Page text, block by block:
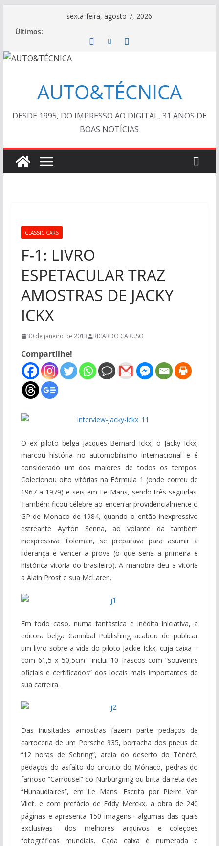
conteúdo
sexta-feira, agosto 7, 2026
Últimos:
AUTO&TÉCNICA
DESDE 1995, DO IMPRESSO AO DIGITAL, 31 ANOS DE
BOAS NOTÍCIAS
CLASSIC CARS
F-1: LIVRO
ESPETACULAR TRAZ
AMOSTRAS DE JACKY
ICKX
30 de janeiro de 2013 RICARDO CARUSO
Compartilhe!
O ex piloto belga Jacques Bernard Ickx, o Jacky Ickx,
marcou história no automobilismo internacional e é
considerado um dos maiores de todos os tempos.
Colecionou oito vitórias na Fórmula 1 (onde correu de
1967 a 1979) e seis em Le Mans, sendo três seguidas.
Também ficou célebre ao encerrar providencialmente o
GP de Monaco de 1984, quando o então inexpressivo
estreante Ayrton Senna, ao volante da também
inexpressiva Toleman, se preparava para asumir a
liderança e vencer a prova (o que seria a primeira e
histórica vitória do brasileiro). A manobra deu a vitória
a Alain Prost e sua McLaren.
Em todo caso, numa fantástica e inédita iniciativa, a
editora belga Cannibal Publishing acabou de publicar
um livro sobre a vida do piloto Jackie Ickx, cuja caixa –
com 61,5 x 50,5cm– inclui 10 frascos com “souvenirs
oficiais e certificados” dos locais mais importantes de
sua carreira.
Das inusitadas amostras fazem parte pedaços da
carroceria de um Porsche 935, borracha dos pneus da
“12 horas de Sebring”, areia do deserto do Ténéré,
pedaços do asfalto do circuito do Mónaco, pedras do
famoso “Carrousel” do Nürburgring ou brita da reta das
“Hunaudiaires”, em Le Mans. Escrita por Pierre Van
Vliet, e com prefácio de Eddy Merckx, a obra de 240
páginas e apresenta 150 imagens –algumas das quais
exclusivas– dos melhores arquivos e coleções
fotográficas mundiais. Cada caixa é numerada e